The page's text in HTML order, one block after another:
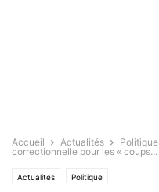
Accueil Actualités Politique
correctionnelle pour les « coups...
Actualités Politique